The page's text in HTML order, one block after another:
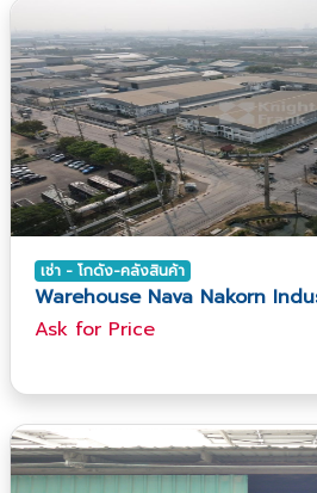
เช่า - โกดัง-คลังสินค้า
Warehouse Nava Nakorn
Ask​ for​ Price